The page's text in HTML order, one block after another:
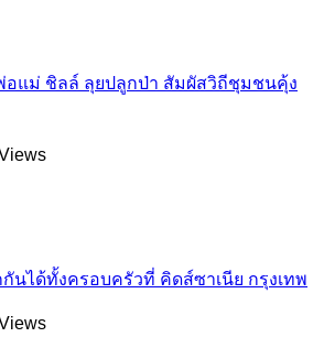
อแม่ ชิลล์ ลุยปลูกป่า สัมผัสวิถีชุมชนคุ้ง
นได้ทั้งครอบครัวที่ คิดส์ซาเนีย กรุงเทพ